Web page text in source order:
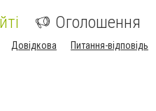
Оголошення
Довідкова Питання-відповідь